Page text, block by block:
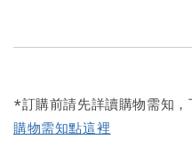
*訂購前請先詳讀購物需知，
購物需知點這裡